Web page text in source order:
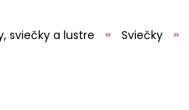
sviečky a lustre Sviečky